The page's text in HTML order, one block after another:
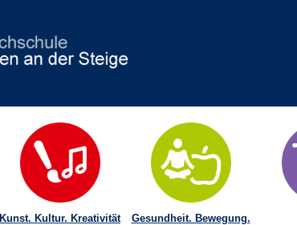
Kunst. Kultur. Kreativität
Gesundheit. Bewegung.